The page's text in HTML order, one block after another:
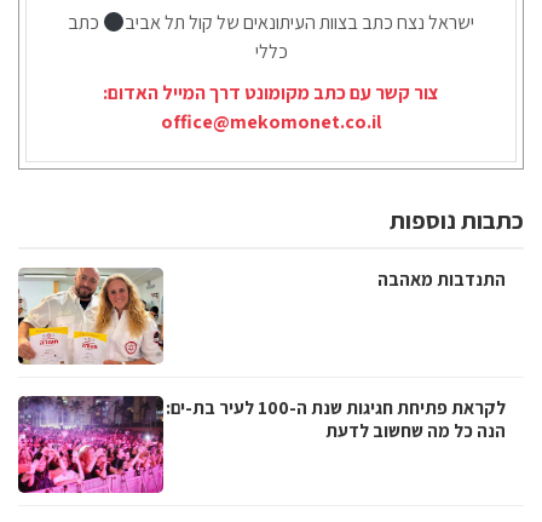
ישראל נצח כתב בצוות העיתונאים של קול תל אביב
כתב
כללי
צור קשר עם כתב מקומונט דרך המייל האדום:
office@mekomonet.co.il
כתבות נוספות
התנדבות מאהבה
לקראת פתיחת חגיגות שנת ה-100 לעיר בת-ים:
הנה כל מה שחשוב לדעת